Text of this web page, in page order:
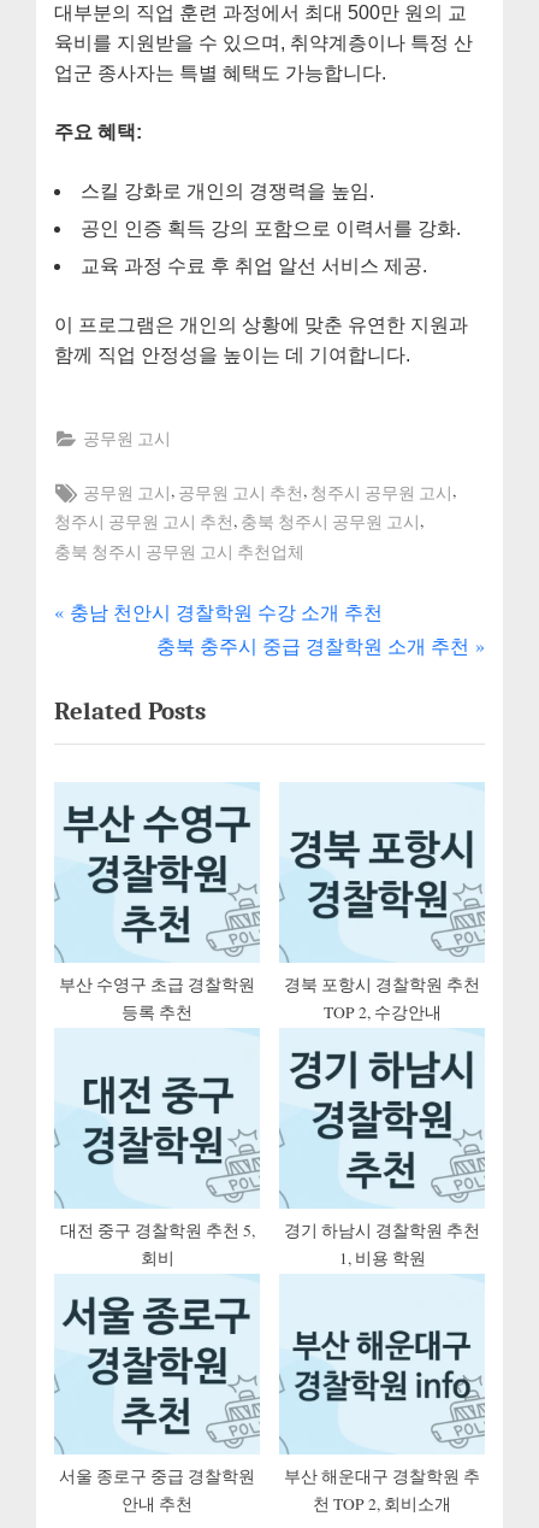
대부분의 직업 훈련 과정에서 최대 500만 원의 교
육비를 지원받을 수 있으며, 취약계층이나 특정 산
업군 종사자는 특별 혜택도 가능합니다.
주요 혜택:
스킬 강화로 개인의 경쟁력을 높임.
공인 인증 획득 강의 포함으로 이력서를 강화.
교육 과정 수료 후 취업 알선 서비스 제공.
이 프로그램은 개인의 상황에 맞춘 유연한 지원과
함께 직업 안정성을 높이는 데 기여합니다.
공무원 고시
Tags:
공무원 고시, 공무원 고시 추천, 청주시 공무원 고시,
청주시 공무원 고시 추천, 충북 청주시 공무원 고시,
충북 청주시 공무원 고시 추천업체
글
비
이
션
P
v
i
o
u
t
충남 천안시 경찰학원 수강 소개 추천
N
x
t
P
o
s
t
:
충북 충주시 중급 경찰학원 소개 추천
Related Posts
부산 수영구 초급 경찰학원
등록 추천
경북 포항시 경찰학원 추천
TOP 2, 수강안내
대전 중구 경찰학원 추천 5,
회비
경기 하남시 경찰학원 추천
1, 비용 학원
서울 종로구 중급 경찰학원
안내 추천
부산 해운대구 경찰학원 추
천 TOP 2, 회비소개